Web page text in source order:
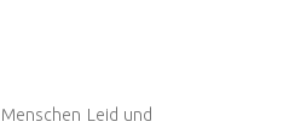
Leid und